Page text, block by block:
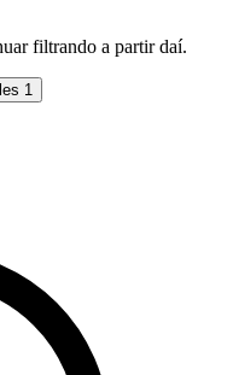
filtrando a partir daí.
1